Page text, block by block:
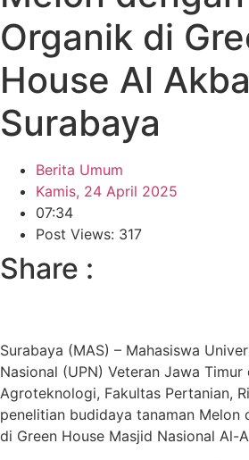
Organik di
House Al
Surabaya
Berita Umum
Kamis, 24 April 2025
07:34
Post Views: 317
Share :
Surabaya (MAS) – Mahasiswa
Nasional (UPN) Veteran Jawa
Agroteknologi, Fakultas Pertanian,
penelitian budidaya tanaman Melon
di Green House Masjid Nasional Al-